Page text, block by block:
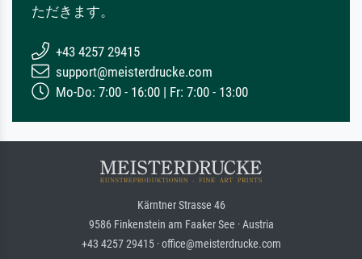
ただきます。
+43 4257 29415
support@meisterdrucke.com
Mo-Do: 7:00 - 16:00 | Fr: 7:00 - 13:00
Kärntner Strasse 46
9586 Finkenstein am Faaker See · Austria
+43 4257 29415 · office@meisterdrucke.com